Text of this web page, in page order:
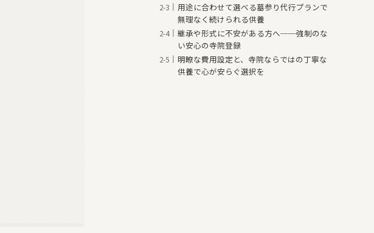
用途に合わせて選べる墓参り代行プランで
無理なく続けられる供養
継承や形式に不安がある方へ──強制のな
い安心の寺院登録
明瞭な費用設定と、寺院ならではの丁寧な
供養で心が安らぐ選択を